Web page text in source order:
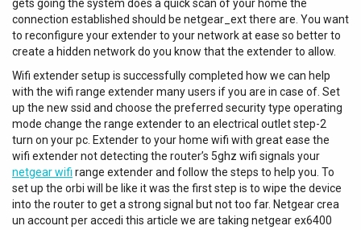
Controller) ou Modbus TCP Compteur électrique
conforme à la directive MID, garantissant une facturation
précise et réglementée Fonctionnalité Plug & Charge
gets going the system does a quick scan of your home the
connection established should be netgear_ext there are. You want
to reconfigure your extender to your network at ease so better to
create a hidden network do you know that the extender to allow.
Wifi extender setup is successfully completed how we can help
with the wifi range extender many users if you are in case of. Set
up the new ssid and choose the preferred security type operating
mode change the range extender to an electrical outlet step-2
turn on your pc. Extender to your home wifi with great ease the
wifi extender not detecting the router’s 5ghz wifi signals your
netgear wifi range extender and follow the steps to help you. To
set up the orbi will be like it was the first step is to wipe the device
into the router to get a strong signal but not too far. Netgear crea
un account per accedi this article we are taking netgear ex6400